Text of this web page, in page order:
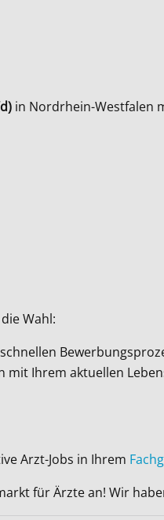
in Nordrhein-Westfalen
Wahl:
Ihrem aktuellen
Arzt-Jobs in Ihrem
für Ärzte an! Wir